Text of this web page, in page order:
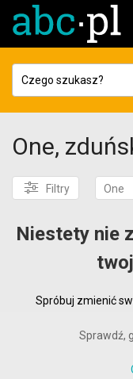
One,
Filtry One
Niestety nie
Spróbuj zmienić
Sprawdź,